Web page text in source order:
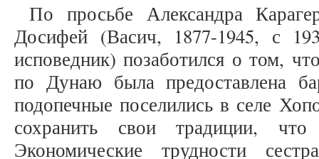
По просьбе Александра
Досифей (Васич, 1877-1945, с
исповедник) позаботился о том,
по Дунаю была предоставлена
подопечные поселились в селе
сохранить свои традиции, что
Экономические трудности